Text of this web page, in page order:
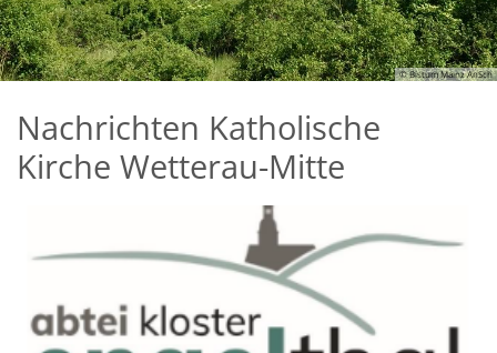
© Bistum Mainz AnSch
Nachrichten Katholische
Kirche Wetterau-Mitte